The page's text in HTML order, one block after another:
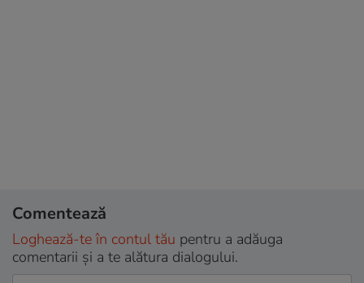
Comentează
Loghează-te în contul tău pentru a adăuga
comentarii și a te alătura dialogului.